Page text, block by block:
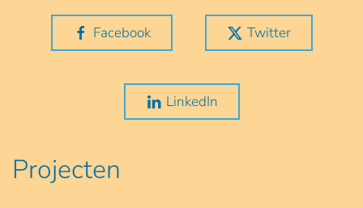
Facebook Twitter
LinkedIn
Projecten